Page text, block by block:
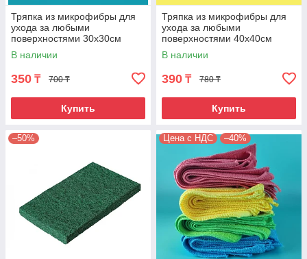
Тряпка из микрофибры для
ухода за любыми
поверхностями 30х30см
320гр/м2
В наличии
350 ₸ 700 ₸
Купить
Тряпка из микрофибры для
ухода за любыми
поверхностями 40х40см
320гр/м2. Цвет зеленый. MF-
241
В наличии
390 ₸ 780 ₸
Купить
–50% Цена с НДС –40%